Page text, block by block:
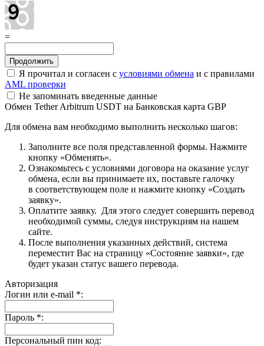
=
Я прочитал и согласен с условиями обмена и с правилами
AML проверки
Не запоминать введенные данные
Обмен Tether Arbitrum USDT на Банковская карта GBP
Для обмена вам необходимо выполнить несколько шагов:
Заполните все поля представленной формы. Нажмите
кнопку «Обменять».
Ознакомьтесь с условиями договора на оказание услуг
обмена, если вы принимаете их, поставьте галочку
в соответствующем поле и нажмите кнопку «Создать
заявку».
Оплатите заявку. Для этого следует совершить перевод
необходимой суммы, следуя инструкциям на нашем
сайте.
После выполнения указанных действий, система
переместит Вас на страницу «Состояние заявки», где
будет указан статус вашего перевода.
Авторизация
Логин или e-mail *:
Пароль *:
Персональный пин код: